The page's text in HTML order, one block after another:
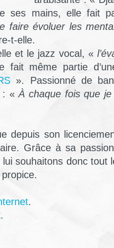
ses mains, elle fait
faire évoluer les
t-elle.
et le jazz vocal, «
fait même partie
». Passionné de
«À chaque fois que
depuis son
Grâce à sa
lui souhaitons donc tout
.
.